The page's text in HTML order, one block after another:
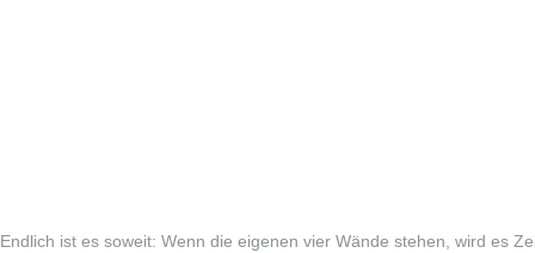
Endlich ist es soweit: Wenn die eigenen vier Wände stehen, wird es